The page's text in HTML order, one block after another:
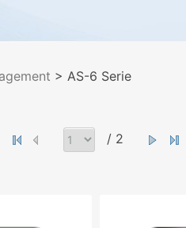
> AS-6 Serie
/ 2